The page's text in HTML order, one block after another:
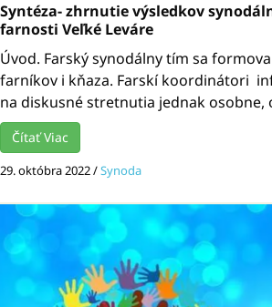
Syntéza- zhrnutie výsledkov
farnosti Veľké Leváre
Úvod. Farský synodálny tím sa
farníkov i kňaza. Farskí koordinátori
na diskusné stretnutia jednak osobne,
Čítať Viac
29. októbra 2022/Synoda